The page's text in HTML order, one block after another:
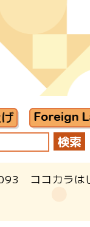
ココカラは